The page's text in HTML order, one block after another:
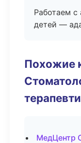
Работаем с
детей —
Похожие
МедЦентр